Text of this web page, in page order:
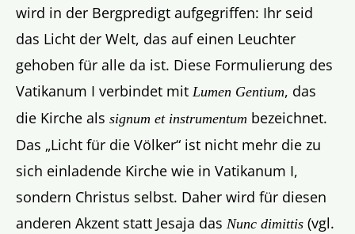
wird in der Bergpredigt aufgegriffen: Ihr seid
das Licht der Welt, das auf einen Leuchter
gehoben für alle da ist. Diese Formulierung des
Vatikanum I verbindet mit Lumen Gentium, das
die Kirche als signum et instrumentum bezeichnet.
Das „Licht für die Völker“ ist nicht mehr die zu
sich einladende Kirche wie in Vatikanum I,
sondern Christus selbst. Daher wird für diesen
anderen Akzent statt Jesaja das Nunc dimittis (vgl.